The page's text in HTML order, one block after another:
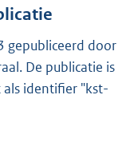
gepubliceerd door
De publicatie is
identifier "kst-